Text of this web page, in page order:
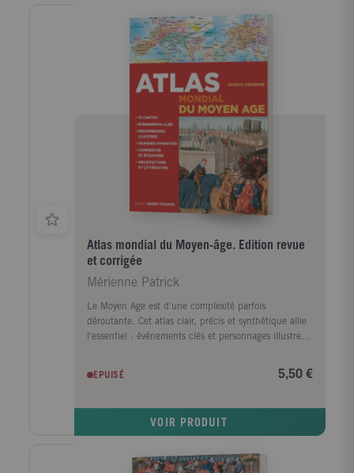
Atlas mondial du Moyen-âge. Edition revue
et corrigée
Mérienne Patrick
Le Moyen Age est d'une complexité parfois
déroutante. Cet atlas clair, précis et synthétique allie
l'essentiel : événements clés et personnages illustres
siècle, cet ouvrage décrit les courants idéologiques et
religieux, les successions des grandes dynasties et
diplomatiques contemporains.
EPUISÉ 5,50 €
VOIR PRODUIT